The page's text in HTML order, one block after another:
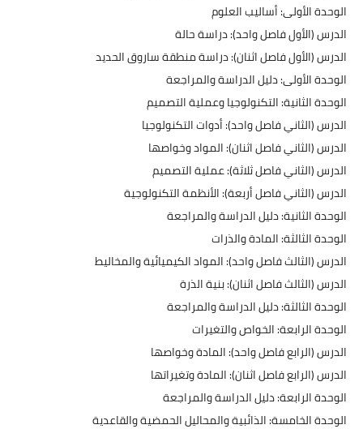
الوحدة الأولى: أساليب العلوم
​الدرس (الأول فاصل واحد): دراسة حالة
​الدرس (الأول فاصل اثنان): دراسة منطقة ساروق الحديد
​الوحدة الأولى: دليل الدراسة والمراجعة
​الوحدة الثانية: التكنولوجيا وعملية التصميم
​الدرس (الثاني فاصل واحد): أدوات التكنولوجيا
​الدرس (الثاني فاصل اثنان): المواد وخواصها
​الدرس (الثاني فاصل ثلاثة): عملية التصميم
​الدرس (الثاني فاصل أربعة): الأنظمة التكنولوجية
​الوحدة الثانية: دليل الدراسة والمراجعة
​الوحدة الثالثة: المادة والذرات
​الدرس (الثالث فاصل واحد): المواد الكيميائية والمخاليط
​الدرس (الثالث فاصل اثنان): بنية الذرة
​الوحدة الثالثة: دليل الدراسة والمراجعة
​الوحدة الرابعة: الخواص والتغيرات
​الدرس (الرابع فاصل واحد): المادة وخواصها
​الدرس (الرابع فاصل اثنان): المادة وتغيراتها
​الوحدة الرابعة: دليل الدراسة والمراجعة
​الوحدة الخامسة: الذائبية والمحاليل الحمضية والقاعدية